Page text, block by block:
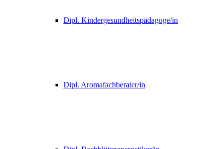
Dipl. Kindergesundheitspädagoge/in
Dipl. Aromafachberater/in